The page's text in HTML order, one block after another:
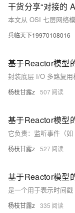
兵临天下19970108016
杨枝甘露z 507
杨枝甘露z 527
基于Reactor模型
是一个用于表示时间
杨枝甘露z 335